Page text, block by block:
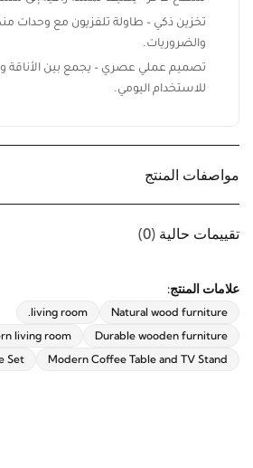
سطح فاخر – يضيف لمسة راقية إلى
تخزين ذكي – طاولة تلفزيون مع وحدات
والضروريات.
تصميم عملي عصري – يجمع بين الأناقة
مواصفات المنتج
علامات المنتج: